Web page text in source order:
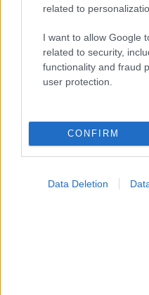
related to
I want to allow Google
related to security,
functionality and fraud
user protection.
CONFIRM
Data Deletion
κολλαγόνου;